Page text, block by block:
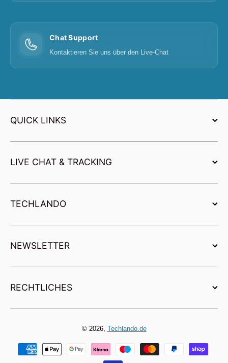
Chat Support
Kontaktieren Sie uns über den Live-Chat
QUICK LINKS
LIVE CHAT & TRACKING
TECHLANDO
NEWSLETTER
RECHTLICHES
© 2026, Techlando.de
Zahlungsmethoden